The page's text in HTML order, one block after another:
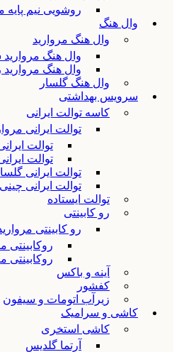
روشویی نیم پایه
وال هنگ
وال هنگ مروارید
وال هنگ مروارید
وال هنگ مروارید
وال هنگ گلسار
سرویس بهداشتی
کاسه توالت ایرانی
توالت ایرانی
توالت
توالت
توالت ایرانی
توالت ایرانی
توالت ایستاده
رو کابینتی
رو کابینتی
روکابینتی
روکابینتی
آینه و باکس
کفشور
زیرآب اتومات و سیفون
کاشی و سرامیک
کاشی استخری
آرتما گلدیس